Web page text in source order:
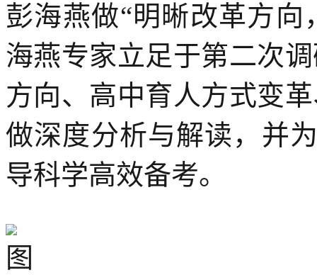
彭海燕做“明晰改革方
海燕专家立足于第二次
方向、高中育人方式变
做深度分析与解读，并
导科学高效备考。